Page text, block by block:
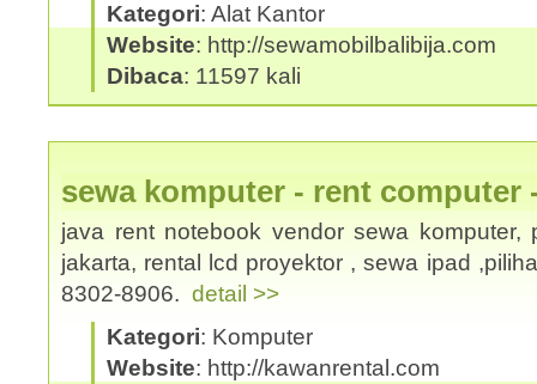
Kategori: Alat Kantor
Website: http://sewamobilbalibija.com
Dibaca: 11597 kali
sewa komputer - rent computer
java rent notebook vendor sewa
jakarta, rental lcd proyektor , sewa ipad
8302-8906. detail >>
Kategori: Komputer
Website: http://kawanrental.com